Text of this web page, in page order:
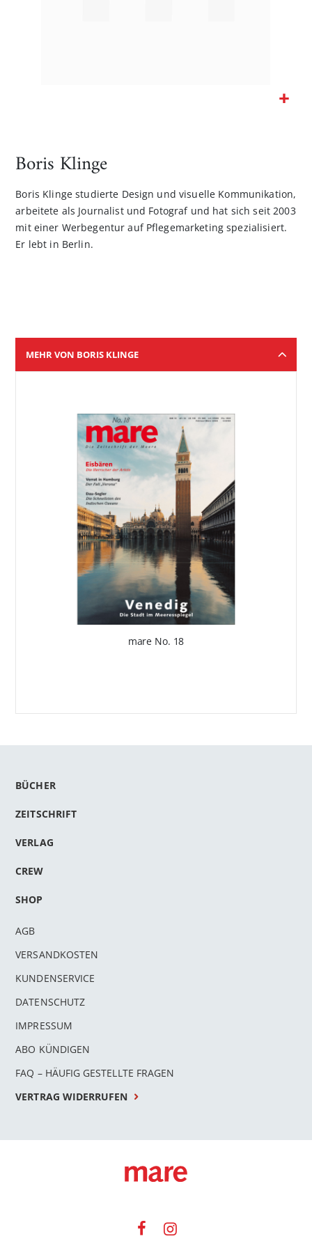
Bildgalerie
Boris Klinge
Boris Klinge studierte Design und visuelle Kommunikation,
arbeitete als Journalist und Fotograf und hat sich seit 2003
mit einer Werbegentur auf Pflegemarketing spezialisiert.
Er lebt in Berlin.
MEHR VON BORIS KLINGE
mare No. 18
BÜCHER
ZEITSCHRIFT
VERLAG
CREW
SHOP
AGB
VERSANDKOSTEN
KUNDENSERVICE
DATENSCHUTZ
IMPRESSUM
ABO KÜNDIGEN
FAQ – HÄUFIG GESTELLTE FRAGEN
VERTRAG WIDERRUFEN